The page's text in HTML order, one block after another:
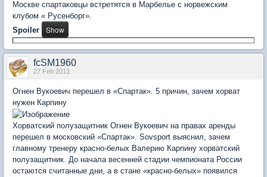
Москве спартаковцы встретятся в Марбелье с норвежским
клубом « Русенборг».
Spoiler
fcSM1960
27 Feb 2013
Огнен Вукоевич перешел в «Спартак». 5 причин, зачем хорват
нужен Карпину
Хорватский полузащитник Огнен Вукоевич на правах аренды
перешел в московский «Спартак». Sovsport выяснил, зачем
главному тренеру красно-белых Валерию Карпину хорватский
полузащитник. До начала весенней стадии чемпионата России
остаются считанные дни, а в стане «красно-белых» появился